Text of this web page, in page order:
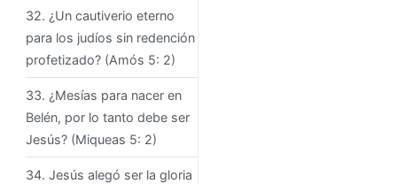
32. ¿Un cautiverio eterno
para los judíos sin redención
profetizado? (Amós 5: 2)
33. ¿Mesías para nacer en
Belén, por lo tanto debe ser
Jesús? (Miqueas 5: 2)
34. Jesús alegó ser la gloria